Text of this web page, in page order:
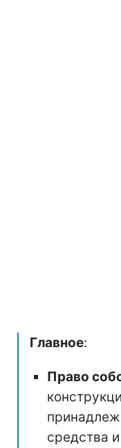
Главное:
Право
средства